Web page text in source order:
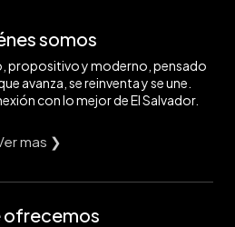
somos
propositivo y moderno, pensado
avanza, se reinventa y se une.
con lo mejor de El Salvador.
mas ❯
ofrecemos